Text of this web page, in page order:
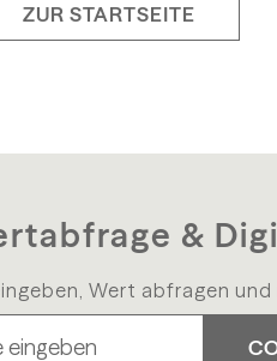
ZUR STARTSEITE
&
Wert abfragen